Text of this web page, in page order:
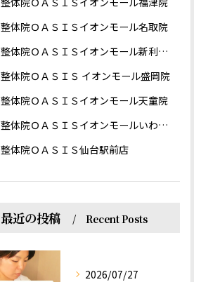
整体院ＯＡＳＩＳイオンモール名取院
整体院ＯＡＳＩＳイオンモール新利府南館院
整体院ＯＡＳＩＳ イオンモール盛岡院
整体院ＯＡＳＩＳイオンモール天童院
整体院ＯＡＳＩＳイオンモールいわき小名浜院
整体院ＯＡＳＩＳ仙台駅前店
最近の投稿 Recent Posts
2026/07/27